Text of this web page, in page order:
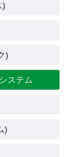
)
)
ステム
)